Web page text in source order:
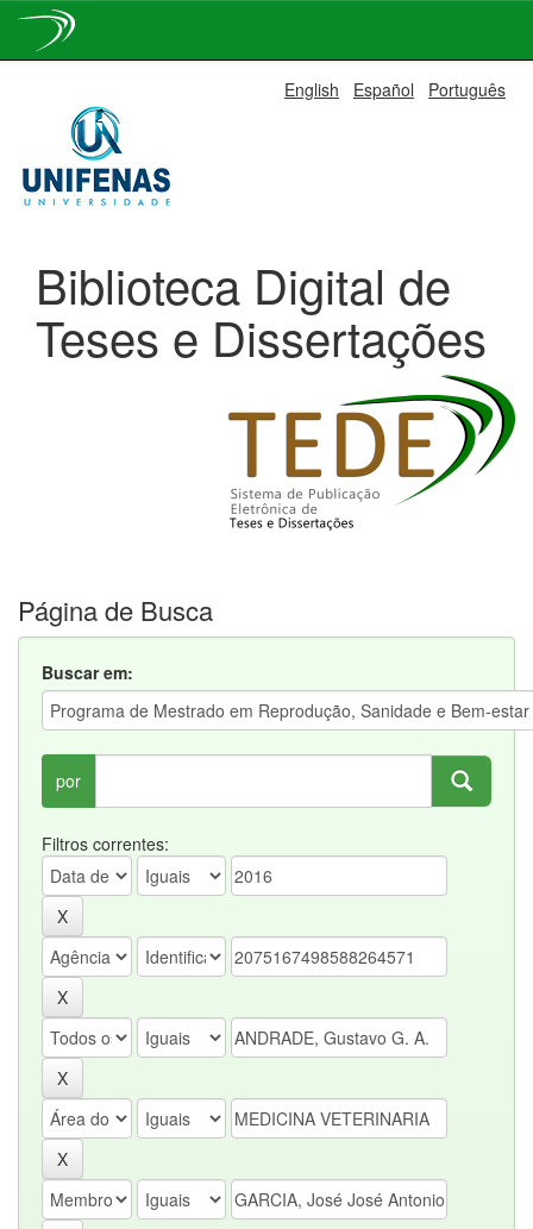
navigation
English Español Português
Biblioteca Digital de
Teses e Dissertações
Página de Busca
Buscar em:
por
Filtros correntes: